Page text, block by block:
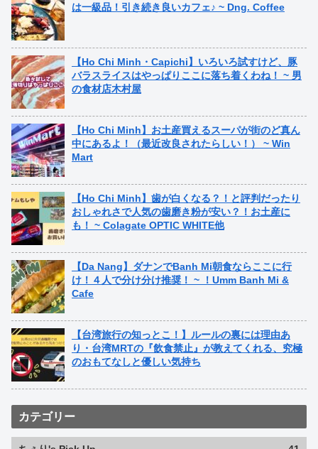
は一級品！引き続き良いカフェ♪ ~ Dng. Coffee
【Ho Chi Minh・Capichi】いろいろ試すけど、豚
バラスライスはやっぱりここに落ち着くわね！ ~ 男
の食材店木村屋
【Ho Chi Minh】お土産買えるスーパが街のど真ん
中にあるよ！（最近改良されたらしい！） ~ Win
Mart
【Ho Chi Minh】歯が白くなる？！と評判だったり
おしゃれさで人気の歯磨き粉が安い？！お土産に
も！ ~ Colagate OPTIC WHITE他
【Da Nang】ダナンでBanh Mi朝食ならここに行
け！４人で分け分け推奨！ ~ ！Umm Banh Mi &
Cafe
【台湾旅行の知っとこ！】ルールの裏には理由あ
り・台湾MRTの『飲食禁止』が教えてくれる、究極
のおもてなしと優しい気持ち
カテゴリー